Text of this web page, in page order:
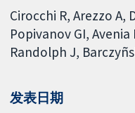
Cirocchi R Arezzo A
Popivanov GI Avenia
Randolph J
发表日期